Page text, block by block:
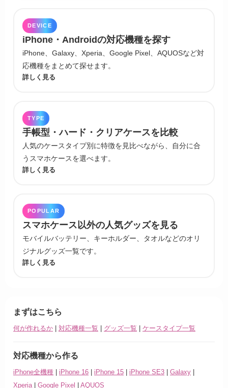
DEVICE
iPhone・Androidの対応機種を探す
iPhone、Galaxy、Xperia、Google Pixel、AQUOSなど対
応機種をまとめて探せます。
詳しく見る
TYPE
手帳型・ハード・クリアケースを比較
人気のケースタイプ別に特徴を見比べながら、自分に合
うスマホケースを選べます。
詳しく見る
POPULAR
スマホケース以外の人気グッズを見る
モバイルバッテリー、キーホルダー、タオルなどのオリ
ジナルグッズ一覧です。
詳しく見る
まずはこちら
何が作れるか | 対応機種一覧 | グッズ一覧 | ケースタイプ一覧
対応機種から作る
iPhone全機種 | iPhone 16 | iPhone 15 | iPhone SE3 | Galaxy |
Xperia | Google Pixel | AQUOS